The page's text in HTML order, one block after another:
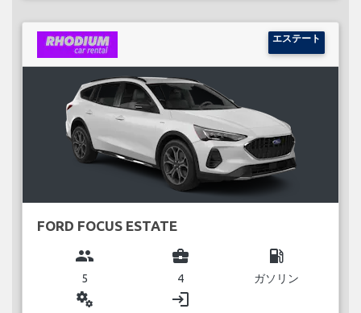
エステート
FORD FOCUS ESTATE
group
5
business_center
4
local_gas_station
ガソリン
miscellaneous_services login